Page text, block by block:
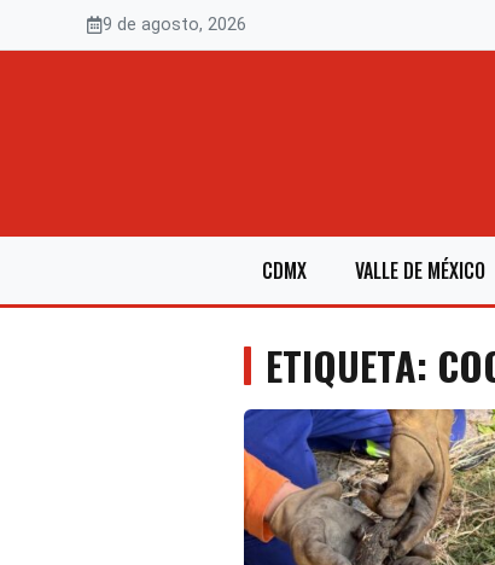
9 de agosto, 2026
CDMX VALLE DE MÉXICO
ETIQUETA: